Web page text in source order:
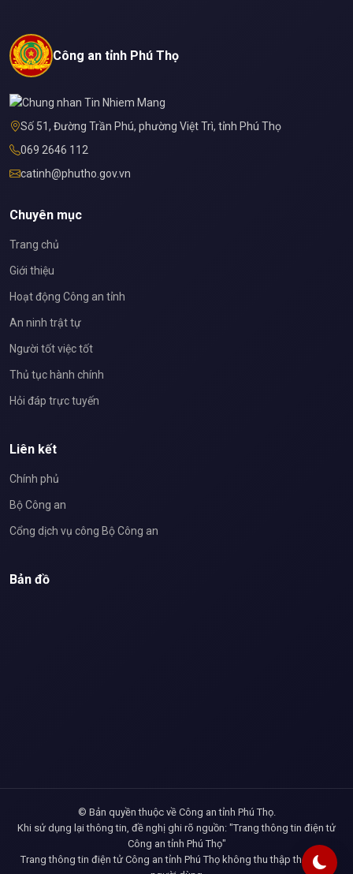
Công an tỉnh Phú Thọ
Số 51, Đường Trần Phú, phường Việt Trì, tỉnh Phú Thọ
069 2646 112
catinh@phutho.gov.vn
Chuyên mục
Trang chủ
Giới thiệu
Hoạt động Công an tỉnh
An ninh trật tự
Người tốt việc tốt
Thủ tục hành chính
Hỏi đáp trực tuyến
Liên kết
Chính phủ
Bộ Công an
Cổng dịch vụ công Bộ Công an
Bản đồ
© Bản quyền thuộc về Công an tỉnh Phú Thọ.
Khi sử dụng lại thông tin, đề nghị ghi rõ nguồn: "Trang thông tin điện tử
Công an tỉnh Phú Thọ"
Trang thông tin điện tử Công an tỉnh Phú Thọ không thu thập thông tin